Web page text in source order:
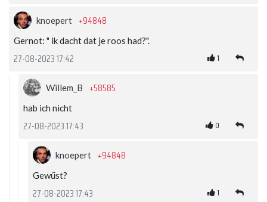
knoepert +94848
Gernot: " ik dacht dat je roos had?".
27-08-2023 17:42 1
Willem_B +58585
hab ich nicht
27-08-2023 17:43 0
knoepert +94848
Gewűst?
27-08-2023 17:43 1